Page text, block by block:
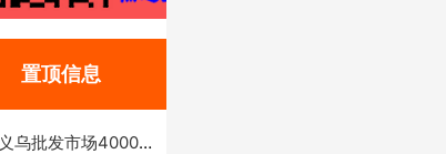
置顶信息
义乌批发市场4000多